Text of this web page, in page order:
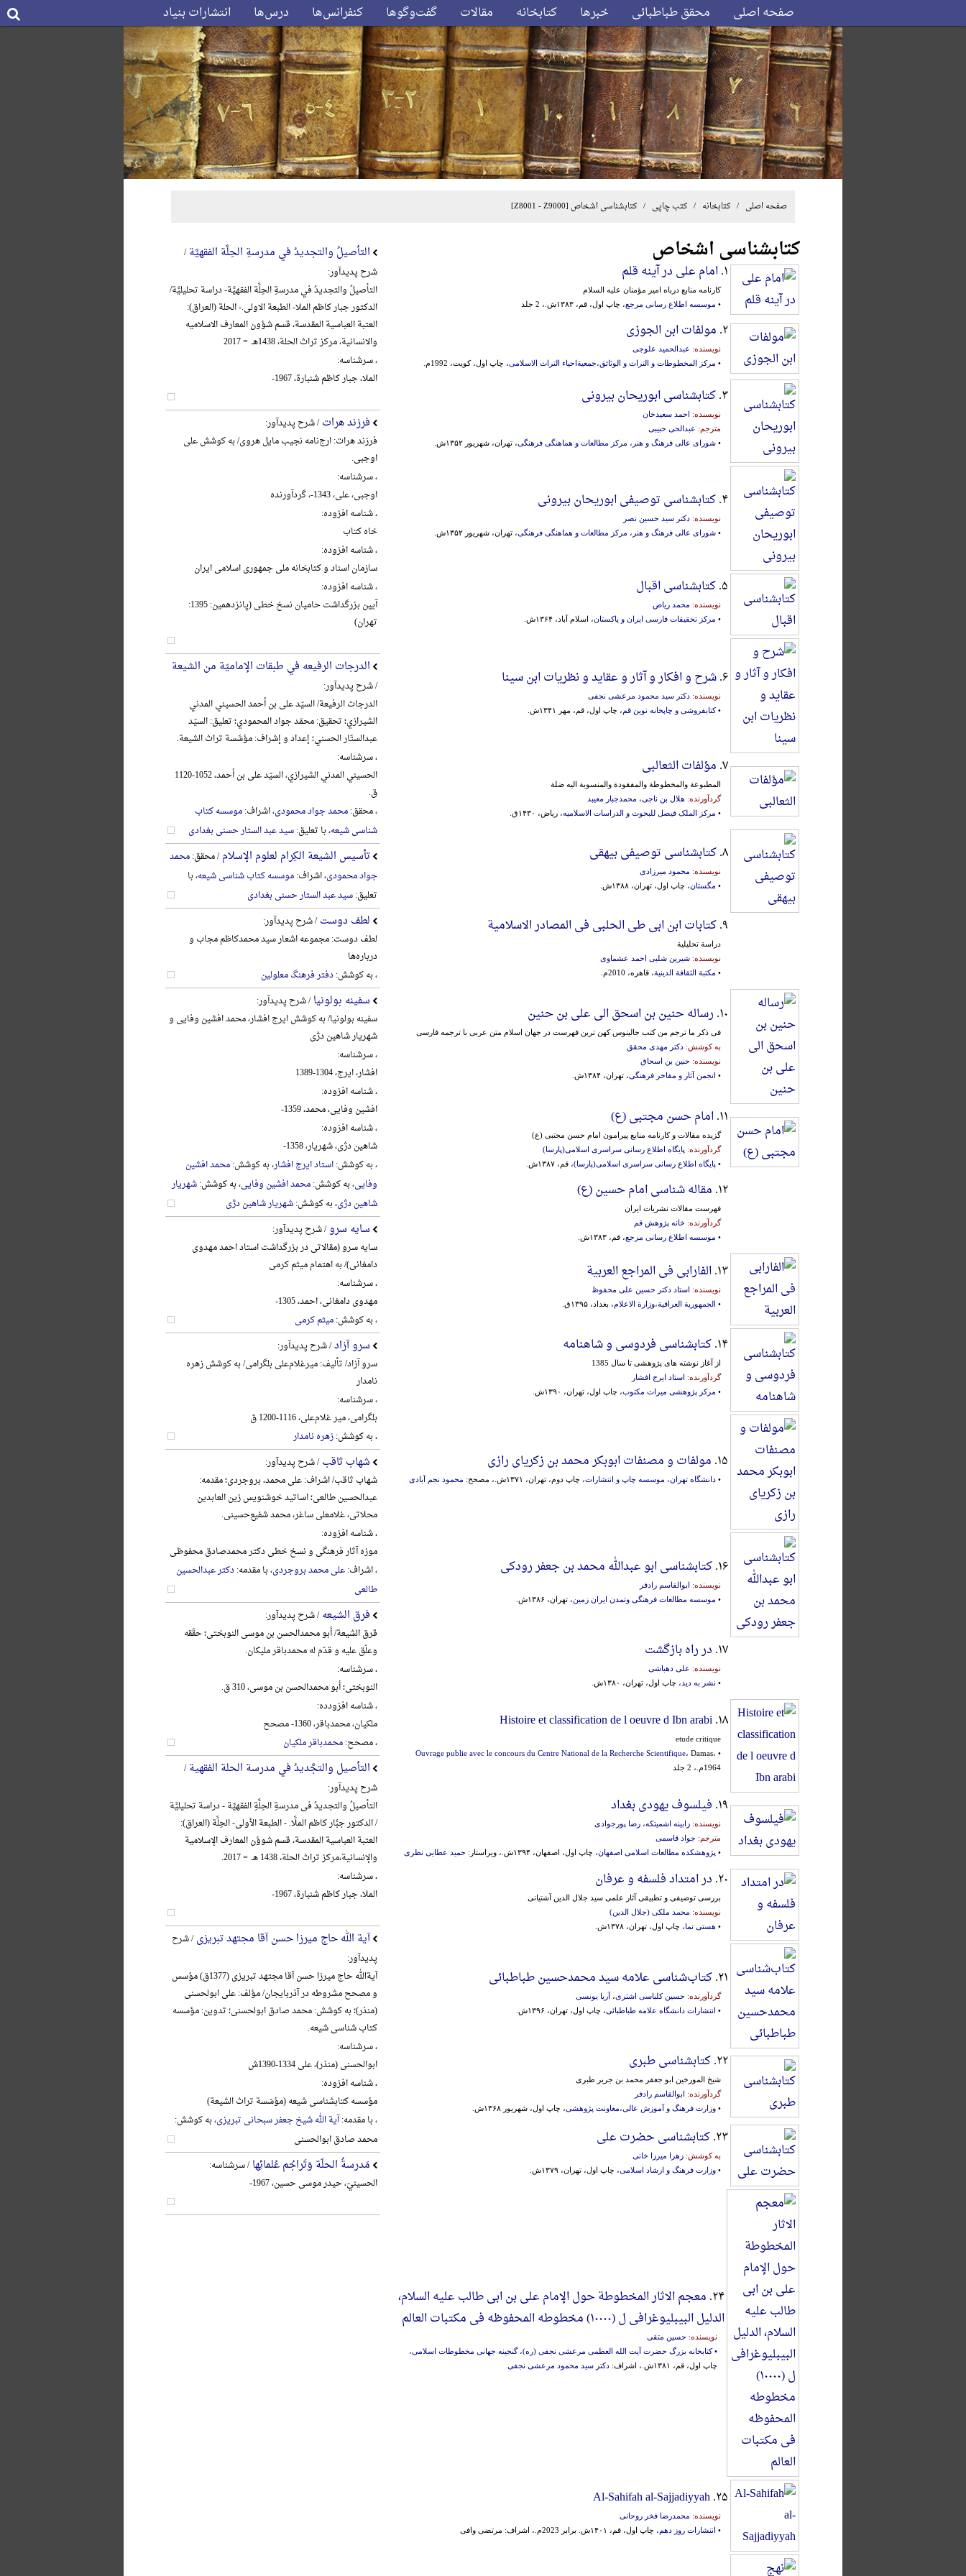
صفحه اصلی محقق طباطبائی خبرها کتابخانه مقالات گفت‌وگوها کنفرانس‌ها درس‌ها انتشارات بنیاد
صفحه اصلی / کتابخانه /کتب چاپی /کتابشناسی اشخاص [Z8001 - Z9000]
کتابشناسی اشخاص
۱. امام علی در آینه قلم
کارنامه منابع درباه امیر مؤمنان علیه السلام
• موسسه اطلاع رسانی مرجع، چاپ اول، قم، ۱۳۸۳ش.، 2 جلد
۲. مولفات ابن الجوزی
نویسنده: عبدالحمید علوجی
• مرکز المخطوطات و التراث و الوثائق،جمعیةاحیاء التراث الاسلامی، چاپ اول، کویت، 1992م.
۳. کتابشناسی ابوریحان بیرونی
نویسنده: احمد سعید‌خان
مترجم: عبدالحی حبیبی
• شورای عالی فرهنگ و هنر، مرکز مطالعات و هماهنگی فرهنگی، تهران، شهریور ۱۳۵۲ش.
۴. کتابشناسی توصیفی ابوریحان بیرونی
نویسنده: دکتر سید حسین نصر
• شورای عالی فرهنگ و هنر، مرکز مطالعات و هماهنگی فرهنگی، تهران، شهریور ۱۳۵۲ش.
۵. کتابشناسی اقبال
نویسنده: محمد ریاض
• مرکز تحقیقات فارسی ایران و پاکستان، اسلام آباد، ۱۳۶۴ش.
۶. شرح‌ و افکار و آثار و عقاید و نظریات‌ ابن سینا
نویسنده: دکتر سید محمود مرعشی نجفی
•کتابفروشی و چاپخانه نوین قم ، چاپ اول، قم، مهر ۱۳۴۱ش.
۷. مؤلفات الثعالبی
المطبوعة والمخطوطة والمفقودة والمنسوبة الیه ضلة
گردآورنده: هلال بن ناجی، محمدجبار معیبد
• مرکز الملک فیصل‌ للبحوث‌ و الدراسات‌ الاسلامیه‌، ریاض، ۱۴۳۰ق.
۸. کتابشناسی توصیفی بیهقی
نویسنده: محمود میرزادی
• مگستان، چاپ اول، تهران، ۱۳۸۸ش.
۹. کتابات ابن ابی طی الحلبی فی المصادر الاسلامیة
دراسة تحلیلیة
نویسنده: شیرین شلبی احمد عشماوی
• مکتبة الثقافة الدینیة، قاهره، 2010م.
۱۰. رساله حنین بن اسحق الی علی بن حنین
فی‌ ذکر ما ترجم‌ من‌ کتب‌ جالینوس‌ کهن‌ ترین‌ فهرست‌ در جهان‌ اسلام‌ متن‌ عربی‌ با ترجمه‌ فارسی‌
به کوشش: دکتر مهدی محقق
نویسنده: حنین بن اسحاق
• انجمن آثار و مفاخر فرهنگی، تهران، ۱۳۸۴ش.
۱۱. امام حسن مجتبی (ع)
گزیده مقالات و کارنامه منابع پیرامون امام حسن مجتبی (ع)
گردآورنده: پایگاه اطلاع رسانی سراسری اسلامی(پارسا)
• پایگاه اطلاع رسانی سراسری اسلامی(پارسا)، قم، ۱۳۸۷ش.
۱۲. مقاله شناسی امام حسین (ع)
فهرست مقالات نشریات ایران
گردآورنده: خانه پژوهش قم
• موسسه اطلاع رسانی مرجع، قم، ۱۳۸۳ش.
۱۳. الفارابی فی المراجع العربیة
نویسنده: استاد دکتر حسین علی محفوظ
• الجمهوریة العراقیة،وزارة الاعلام، بغداد، ۱۳۹۵ق.
۱۴. کتابشناسی فردوسی و شاهنامه
از آغاز نوشته های پژوهشی تا سال 1385
گردآورنده: استاد ایرج افشار
• مرکز پژوهشی میراث مکتوب، چاپ اول، تهران، ۱۳۹۰ش.
۱۵. مولفات و مصنفات ابوبکر محمد بن زکریای رازی
• دانشگاه تهران، موسسه چاپ و انتشارات، چاپ دوم، تهران، ۱۳۷۱ش.، مصحح: محمود نجم آبادی
۱۶. کتابشناسی ابو عبدالله محمد بن جعفر رودکی
نویسنده: ابوالقاسم رادفر
• موسسه مطالعات فرهنگی وتمدن ایران زمین، تهران، ۱۳۸۶ش.
۱۷. در راه بازگشت
نویسنده: علی دهباشی
• نشر به دید ، چاپ اول، تهران، ۱۳۸۰ش.
۱۸. Histoire et classification de l oeuvre d Ibn arabi
etude critique
•
Ouvrage publie avec le concours du Centre National de la Recherche Scientifique، Damas،
1964م.، 2 جلد
۱۹. فیلسوف یهودی بغداد
نویسنده: زابینه اشمیتکه، رضا پورجوادی
مترجم: جواد قاسمی
• پژوهشکده مطالعات اسلامی اصفهان، چاپ اول، اصفهان، ۱۳۹۴ش.، ویراستار: حمید عطایی نظری
۲۰. در امتداد فلسفه و عرفان
بررسی توصیفی و تطبیقی آثار علمی سید جلال الدین آشتیانی
نویسنده: محمد ملکی (جلال الدین)
• هستی نما، چاپ اول، تهران، ۱۳۷۸ش.
۲۱. کتاب‌شناسی علامه سید محمدحسین طباطبائی
گردآورنده: حسین کلباسی اشتری، آریا یونسی
• انتشارات دانشگاه علامه طباطبائی، چاپ اول، تهران، ۱۳۹۶ش.
۲۲. کتابشناسی طبری
شیخ المورخین ابو جعفر محمد بن جریر طبری
گردآورنده: ابوالقاسم رادفر
• وزارت فرهنگ و آموزش عالی،معاونت پژوهشی، چاپ اول، شهریور ۱۳۶۸ش.
۲۳. کتابشناسی حضرت علی
به کوشش: زهرا میرزا خانی
• وزارت فرهنگ و ارشاد اسلامی، چاپ اول، تهران، ۱۳۷۹ش.
۲۴. معجم الاثار المخطوطة حول الإمام علی بن ابی طالب علیه السلام،
الدلیل‌ البیبلیوغرافی‌ ل‌ (۱۰۰۰۰) مخطوطه‌ المحفوظه‌ فی‌ مکتبات‌ العالم
نویسنده: حسین متقی
•کتابخانه بزرگ حضرت آیت الله العظمی مرعشی نجفی (ره)، گنجینه جهانی مخطوطات اسلامی،
چاپ اول، قم، ۱۳۸۱ش.، اشراف:
دکتر سید محمود مرعشی نجفی
۲۵. Al-Sahifah al-Sajjadiyyah
نویسنده: محمدرضا فخر روحانی
• انتشارات روز دهم ، چاپ اول، قم، ۱۴۰۱ش. برابر 2023م.، اشراف: مرتضی وافی
التأصیلُ والتجدیدُ في مدرسةِ الحِلَّة الفقهیَّة/
شرح پدیدآور:
التأصیلُ والتجدیدُ في مدرسةِ الحِلَّة الفقهیَّة- دراسة تحلیلیَّة/
الدکتور جبار کاظم الملا- الطبعة الاولی.- الحلة (العراق):
العتبة العباسیة المقدسة، قسم شؤون المعارف الاسلامیه
والانسانیة، مرکز تراث الحلة، 1438هـ. = 2017
، سرشناسه:
الملا، جبار کاظم شنبارة، 1967-
فرزند هرات/ شرح پدیدآور:
فرزند هرات: ارج‌نامه نجیب مایل هروی/ به کوشش علی
اوجبی.
، سرشناسه:
اوجبی، علی، 1343-، گردآورنده
، شناسه افزوده:
خاه کتاب
، شناسه افزوده:
سازمان اسناد و کتابخانه ملی جمهوری اسلامی ایران
، شناسه افزوده:
آیین بزرگداشت حامیان نسخ خطی (پانزدهمین: 1395:
تهران)
الدرجات الرفیعه في طبقات الإمامیّة من الشیعة
/ شرح پدیدآور:
الدرجات الرفیعة/ السیّد علی بن أحمد الحسیني المدني
الشیرازي؛ تحقیق: محمّد جواد المحمودي؛ تعلیق: السیّد
عبدالستّار الحسني؛ إعداد و إشراف: مؤسَّسة تراث الشیعة.
، سرشناسه:
الحسیني المدني الشیرازي، السیّد علی بن أحمد، 1052-1120
ق.
، محقق:محمد جواد محمودی، اشراف:موسسه کتاب
شناسی شیعه، با تعلیق:سید عبد الستار حسنی بغدادی
تأسیس الشیعة الکِرام لعلوم الإسلام/ محقق:محمد
جواد محمودی، اشراف:موسسه کتاب شناسی شیعه، با
تعلیق:سید عبد الستار حسنی بغدادی
لطف دوست/ شرح پدیدآور:
لطف دوست: مجموعه اشعار سید محمدکاظم مجاب و
درباره‌ها
، به کوشش:دفتر فرهنگ معلولین
سفینه بولونیا/ شرح پدیدآور:
سفینه بولونیا/ به کوشش ایرج افشار، محمد افشین وفایی و
شهریار شاهین دژی
، سرشناسه:
افشار، ایرج، 1304-1389
، شناسه افزوده:
افشین وفایی، محمد، 1359-
، شناسه افزوده:
شاهین دژی، شهریار، 1358-
، به کوشش:استاد ایرج افشار، به کوشش:محمد افشین
وفایی، به کوشش:محمد افشین وفایی، به کوشش:شهریار
شاهین دژی، به کوشش:شهریار شاهین دژی
سایه سرو/ شرح پدیدآور:
سایه سرو (مقالاتی در بزرگداشت استاد احمد مهدوی
دامغانی)/ به اهتمام میثم کرمی
، سرشناسه:
مهدوی دامغانی، احمد، 1305-
، به کوشش:میثم کرمی
سرو آزاد/ شرح پدیدآور:
سرو آزاد/ تألیف: میرغلام‌علی بلگرامی/ به کوشش زهره
نامدار
، سرشناسه:
بلگرامی، میر غلام‌علی، 1116-1200 ق
، به کوشش:زهره نامدار
شهاب ثاقب/ شرح پدیدآور:
شهاب ثاقب/ اشراف: علی محمد، بروجردی؛ مقدمه:
عبدالحسین طالعی؛ اساتید خوشنویس زین العابدین
محلاتی، غلامعلی ساغر، محمد شفیع‌حسینی.
، شناسه افزوده:
موزه آثار فرهنگی و نسخ خطی دکتر محمدصادق محفوظی
، اشراف:علی محمد بروجردی، با مقدمه:دکتر عبدالحسین
طالعی
فرق الشیعه/ شرح پدیدآور:
قرق الشیعة/ أبو محمدالحسن بن موسی النوبختی؛ حقّقه
وعلّق علیه و قدّم له محمدباقر ملیکان.
، سرشناسه:
النوبختی؛ أبو محمدالحسن بن موسی، 310 ق.
، شناسه افزودده:
ملکیان، محمدباقر، 1360- مصحح
، مصحح:محمدباقر ملکیان
التأصیل والتجَّدیدُ في مدرسة الحلة الفقهیة/
شرح پدیدآور:
التأصیلُ والتجدیدُ فی مدرسةِ الحِلَّةِ الفقهیِّة - دراسة تحلیلیَّة
/ الدکتور جبَّار کاظم الملَّا. - الطبعة الأولی- الحِلَّة (العراق):
العتبة العباسیة المقدسة، قسم شوؤن المعارف الإسلامیة
والإنسانیة،‌مرکز تراث الحلة، 1438 هـ. = 2017.
، سرشناسه:
الملا، جبار کاظم شنبارة، 1967-
آیة الله حاج میرزا حسن آقا مجتهد تبریزی/ شرح
پدیدآور:
آیةالله حاج میرزا حسن آقا مجتهد تبریزی (1377ق) مؤسس
و مصحح مشروطه در آذربایجان/ مؤلف: علی ابولحسنی
(منذر)؛ به کوشش: محمد صادق ابولحسنی؛ تدوین: مؤسسه
کتاب شناسی شیعه.
، سرشناسه:
ابوالحسنی (منذر)، علی 1334-1390ش
، شناسه افزوده:
مؤسسه کتابشناسی شیعه (مؤسّسة تراث الشیعة)
، با مقدمه:آیة الله شیخ جعفر سبحانی تبریزی، به کوشش:
محمد صادق ابوالحسنی
مَدرسةُ الحلّة وَتَراجُم عُلمائِها/ سرشناسه:
الحسینيّ، حیدر موسی حسین، 1967-